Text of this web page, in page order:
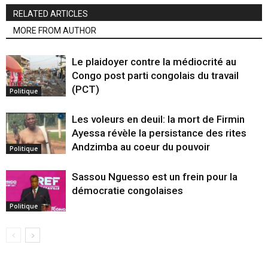
RELATED ARTICLES
MORE FROM AUTHOR
Politique
Le plaidoyer contre la médiocrité au
Congo post parti congolais du travail
(PCT)
Politique
Les voleurs en deuil: la mort de Firmin
Ayessa révèle la persistance des rites
Andzimba au coeur du pouvoir
Politique
Sassou Nguesso est un frein pour la
démocratie congolaises